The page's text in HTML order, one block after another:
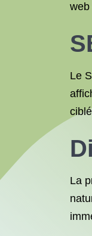
web
Le
La